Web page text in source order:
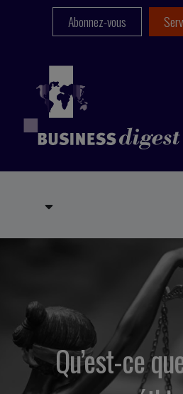
Abonnez-vous
Qu’est-ce